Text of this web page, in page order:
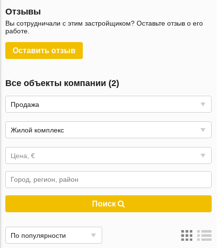
Отзывы
Вы сотрудничали с этим застройщиком? Оставьте отзыв о его
работе.
Оставить отзыв
Все объекты компании (2)
Продажа
Жилой комплекс
Цена, €
Поиск
По популярности